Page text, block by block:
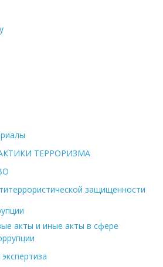
ТЕРРОРИЗМА
защищенности
акты и иные акты в сфере